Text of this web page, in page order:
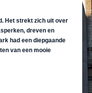
Het strekt zich uit over
dreven en
had een diepgaande
van een mooie